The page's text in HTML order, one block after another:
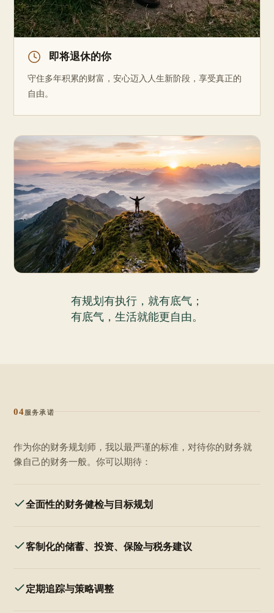
即将退休的你
守住多年积累的财富，安心迈入人生新阶段，享受真正的
自由。
有规划有执行，就有底气；
有底气，生活就能更自由。
04服务承诺
作为你的财务规划师，我以最严谨的标准，对待你的财务就
像自己的财务一般。你可以期待：
全面性的财务健检与目标规划
客制化的储蓄、投资、保险与税务建议
定期追踪与策略调整